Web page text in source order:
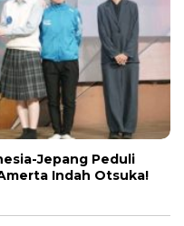
Jepang Peduli
Indah Otsuka!